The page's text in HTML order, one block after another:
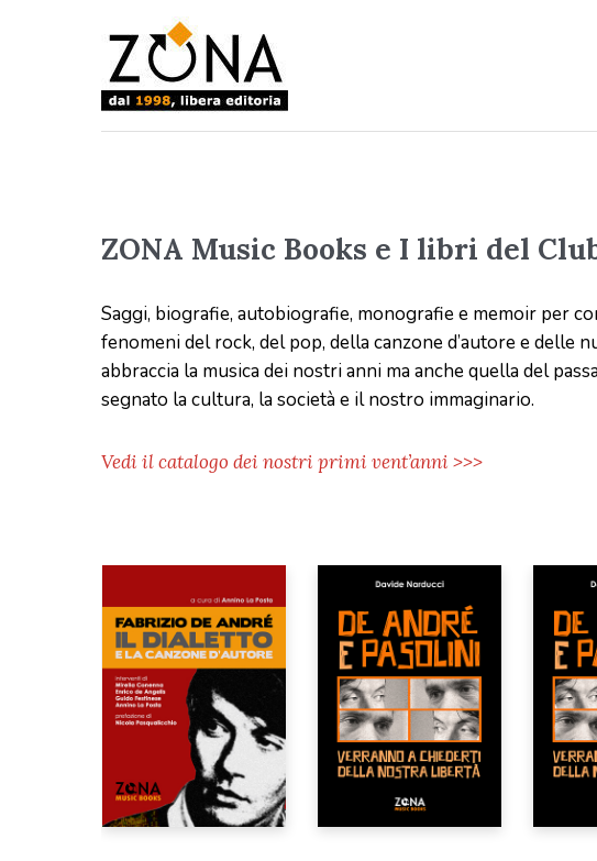
ZONA Music Books e I libri del
Saggi, biografie, autobiografie, monografie e memoir per
fenomeni del rock, del pop, della canzone d’autore e delle
abbraccia la musica dei nostri anni ma anche quella del
segnato la cultura, la società e il nostro immaginario.
Vedi il catalogo dei nostri primi vent’anni >>>